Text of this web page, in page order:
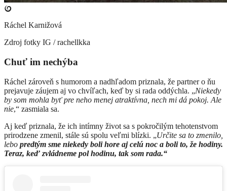
Ráchel Karnižová
Zdroj fotky IG / rachellkka
Chuť im nechýba
Ráchel zároveň s humorom a nadhľadom priznala, že partner o ňu
prejavuje záujem aj vo chvíľach, keď by si rada oddýchla. „Niekedy
by som mohla byť pre neho menej atraktívna, nech mi dá pokoj. Ale
nie,“ zasmiala sa.
Aj keď priznala, že ich intímny život sa s pokročilým tehotenstvom
prirodzene zmenil, stále sú spolu veľmi blízki. „Určite sa to zmenilo,
lebo predtým sme niekedy boli hore aj celú noc a boli to, že hodiny.
Teraz, keď zvládneme pol hodinu, tak som rada.“